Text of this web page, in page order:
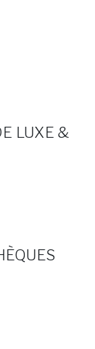
LUXE &